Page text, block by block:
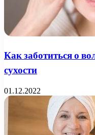
Как заботиться о
сухости
01.12.2022